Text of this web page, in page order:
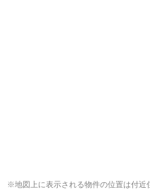
※地図上に表示される物件の位置は付近